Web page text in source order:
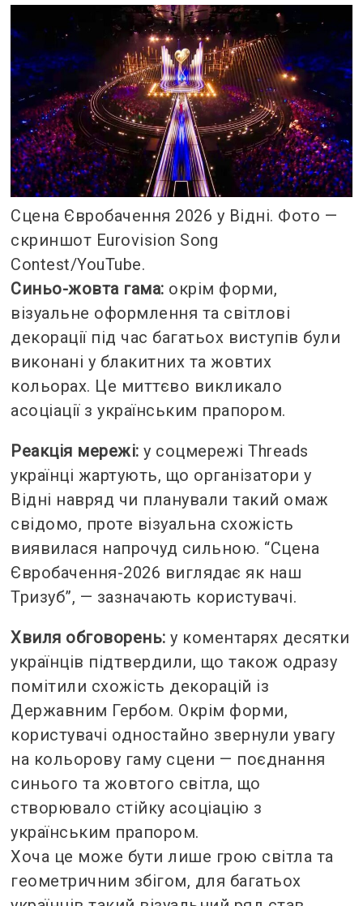
Сцена Євробачення 2026 у Відні. Фото —
скриншот Eurovision Song
Contest/YouTube.
Синьо-жовта гама: окрім форми,
візуальне оформлення та світлові
декорації під час багатьох виступів були
виконані у блакитних та жовтих
кольорах. Це миттєво викликало
асоціації з українським прапором.
Реакція мережі: у соцмережі Threads
українці жартують, що організатори у
Відні навряд чи планували такий омаж
свідомо, проте візуальна схожість
виявилася напрочуд сильною. “Сцена
Євробачення-2026 виглядає як наш
Тризуб”, — зазначають користувачі.
Хвиля обговорень: у коментарях десятки
українців підтвердили, що також одразу
помітили схожість декорацій із
Державним Гербом. Окрім форми,
користувачі одностайно звернули увагу
на кольорову гаму сцени — поєднання
синього та жовтого світла, що
створювало стійку асоціацію з
українським прапором.
Хоча це може бути лише грою світла та
геометричним збігом, для багатьох